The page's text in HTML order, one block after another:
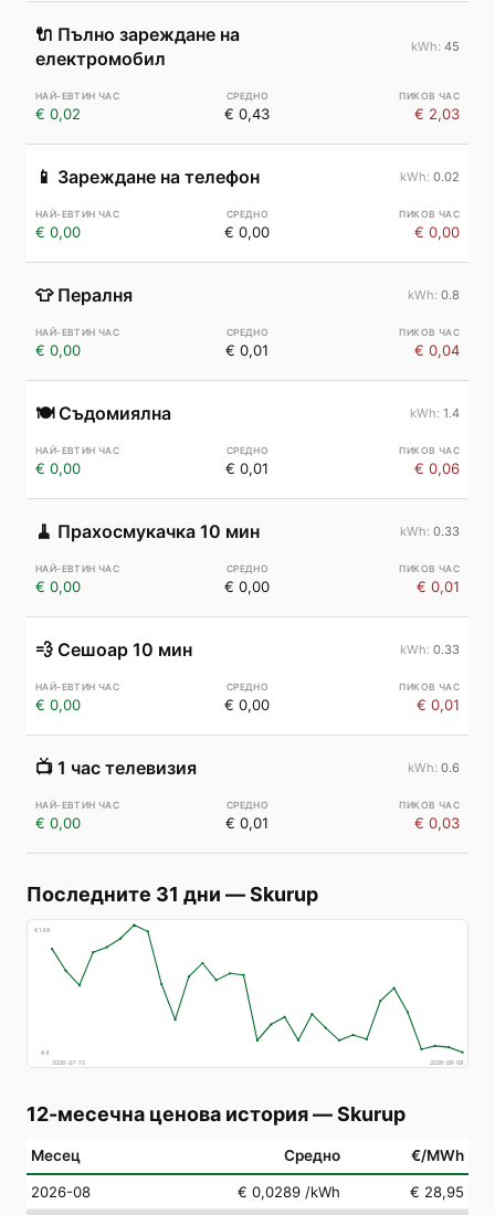
🔌 Пълно зареждане на
електромобил
45
€ 0,02 € 0,43 € 2,03
📱 Зареждане на телефон 0.02
€ 0,00 € 0,00 € 0,00
👕 Пералня 0.8
€ 0,00 € 0,01 € 0,04
🍽️ Съдомиялна 1.4
€ 0,00 € 0,01 € 0,06
🧹 Прахосмукачка 10 мин 0.33
€ 0,00 € 0,00 € 0,01
💨 Сешоар 10 мин 0.33
€ 0,00 € 0,00 € 0,01
📺 1 час телевизия 0.6
€ 0,00 € 0,01 € 0,03
Последните 31 дни —Skurup
€148
€4
2026-07-10
2026-08-09
12-месечна ценова история—Skurup
Месец Средно €/MWh
2026-08 € 0,0289 /kWh
€ 28,95